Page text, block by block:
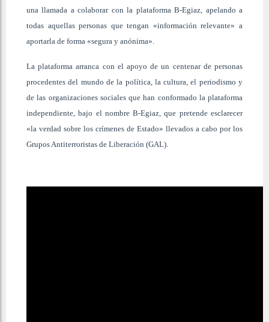
una llamada a colaborar con la plataforma B-Egiaz, apelando a
todas aquellas personas que tengan «información relevante» a
aportarla de forma «segura y anónima».
La plataforma arranca con el apoyo de un centenar de personas
procedentes del mundo de la política, la cultura, el periodismo y
de las organizaciones sociales que han conformado la plataforma
independiente, bajo el nombre B-Egiaz, que pretende esclarecer
«la verdad sobre los crímenes de Estado» llevados a cabo por los
Grupos Antiterroristas de Liberación (GAL).